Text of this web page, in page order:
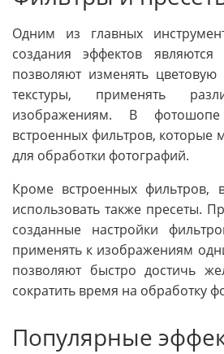
Одним из главных
создания эффектов
позволяют изменять цветовую
текстуры, применять
изображениям. В
встроенных фильтров, которые
для обработки фотографий.
Кроме встроенных
использовать также пресеты.
созданные настройки
применять к изображениям
позволяют быстро достичь
сократить время на обработку
Популярные